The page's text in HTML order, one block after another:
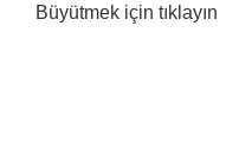
Büyütmek için tıklayın